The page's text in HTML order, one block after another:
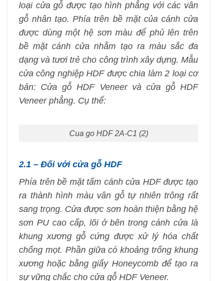
loại cửa gỗ được tạo hình phẳng với các vân
gỗ nhân tạo. Phía trên bề mặt của cánh cửa
được dùng một hệ sơn màu để phủ lên trên
bề mặt cánh cửa nhằm tạo ra màu sắc đa
dạng và tươi trẻ cho công trình xây dựng. Mẫu
cửa công nghiệp HDF được chia làm 2 loại cơ
bản: Cửa gỗ HDF Veneer và cửa gỗ HDF
Veneer phẳng. Cụ thể:
Cua go HDF 2A-C1 (2)
2.1 – Đối với cửa gỗ HDF
Phía trên bề mặt tấm cánh cửa HDF được tạo
ra thành hình màu vân gỗ tự nhiên trông rất
sang trọng. Cửa được sơn hoàn thiện bằng hệ
sơn PU cao cấp, lõi ở bên trong cánh cửa là
khung xương gỗ cứng được xử lý hóa chất
chống mọt. Phần giữa có khoảng trống khung
xương hoặc bằng giấy Honeycomb để tạo ra
sự vững chắc cho cửa gỗ HDF Veneer.